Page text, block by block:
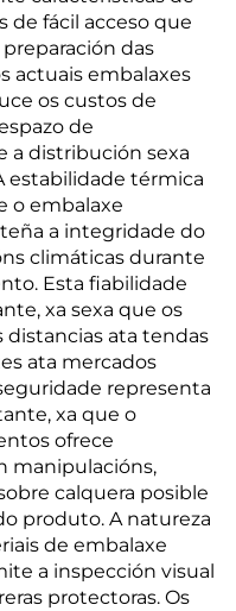
de fácil acceso que
das
actuais embalaxes
os custos de
de
a distribución sexa
estabilidade térmica
o embalaxe
a integridade do
climáticas durante
Esta fiabilidade
xa sexa que os
ata tendas
ata mercados
representa
xa que o
ofrece
manipulacións,
calquera posible
produto. A natureza
de embalaxe
a inspección visual
protectoras. Os